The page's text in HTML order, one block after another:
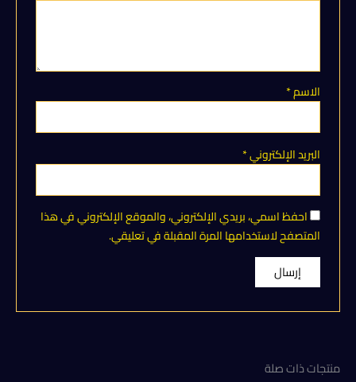
الاسم*
البريد الإلكتروني*
احفظ اسمي، بريدي الإلكتروني، والموقع الإلكتروني في هذا
المتصفح لاستخدامها المرة المقبلة في تعليقي.
منتجات ذات صلة